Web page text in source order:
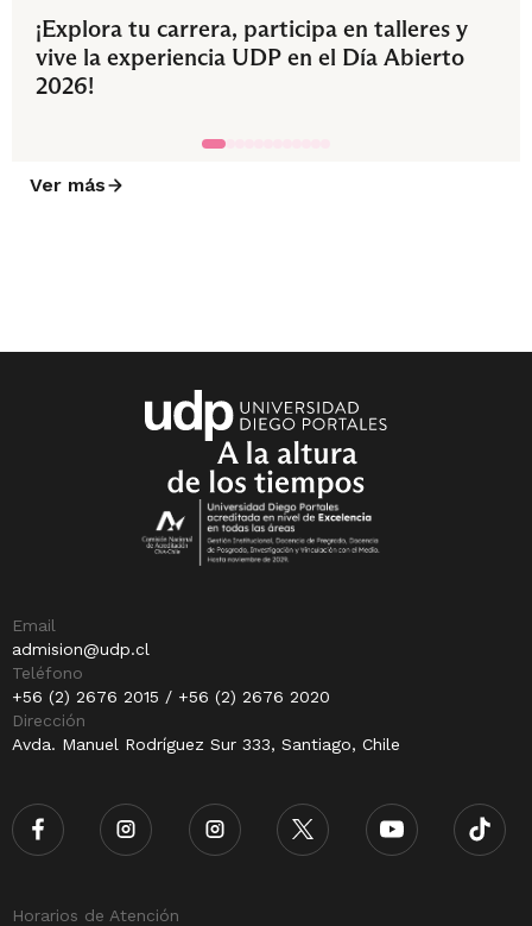
¡Explora tu carrera, participa en talleres y
vive la experiencia UDP en el Día Abierto
2026!
Ver más
Email
admision@udp.cl
Teléfono
+56 (2) 2676 2015 / +56 (2) 2676 2020
Dirección
Avda. Manuel Rodríguez Sur 333, Santiago, Chile
Horarios de Atención